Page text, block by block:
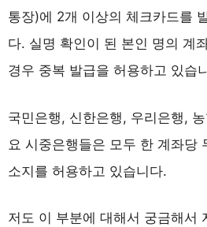
통장)에 2개 이상의 체크카드를
다. 실명 확인이 된 본인 명의 계
경우 중복 발급을 허용하고 있습
국민은행, 신한은행, 우리은행,
요 시중은행들은 모두 한 계좌당
소지를 허용하고 있습니다.
저도 이 부분에 대해서 궁금해서